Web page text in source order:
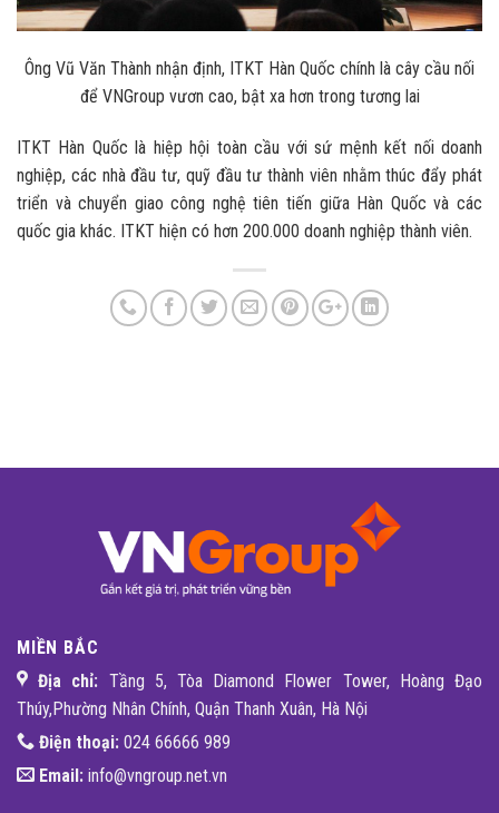
Ông Vũ Văn Thành nhận định, ITKT Hàn Quốc chính là cây cầu nối
để VNGroup vươn cao, bật xa hơn trong tương lai
ITKT Hàn Quốc là hiệp hội toàn cầu với sứ mệnh kết nối doanh
nghiệp, các nhà đầu tư, quỹ đầu tư thành viên nhằm thúc đẩy phát
triển và chuyển giao công nghệ tiên tiến giữa Hàn Quốc và các
quốc gia khác. ITKT hiện có hơn 200.000 doanh nghiệp thành viên.
MIỀN BẮC
Địa chỉ: Tầng 5, Tòa Diamond Flower Tower, Hoàng Đạo
Thúy,Phường Nhân Chính, Quận Thanh Xuân, Hà Nội
Điện thoại: 024 66666 989
Email: info@vngroup.net.vn